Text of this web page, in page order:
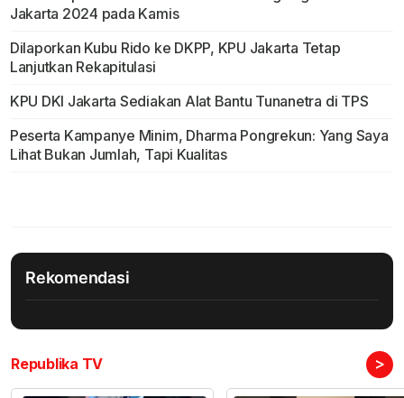
Jakarta 2024 pada Kamis
Dilaporkan Kubu Rido ke DKPP, KPU Jakarta Tetap
Lanjutkan Rekapitulasi
KPU DKI Jakarta Sediakan Alat Bantu Tunanetra di TPS
Peserta Kampanye Minim, Dharma Pongrekun: Yang Saya
Lihat Bukan Jumlah, Tapi Kualitas
Rekomendasi
Republika TV >